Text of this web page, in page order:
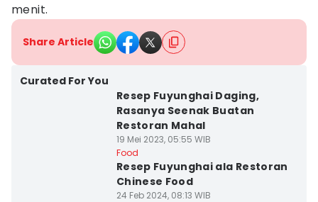
menit.
Share Article
Curated For You
Resep Fuyunghai Daging,
Rasanya Seenak Buatan
Restoran Mahal
19 Mei 2023, 05:55 WIB
Food
Resep Fuyunghai ala Restoran
Chinese Food
24 Feb 2024, 08:13 WIB